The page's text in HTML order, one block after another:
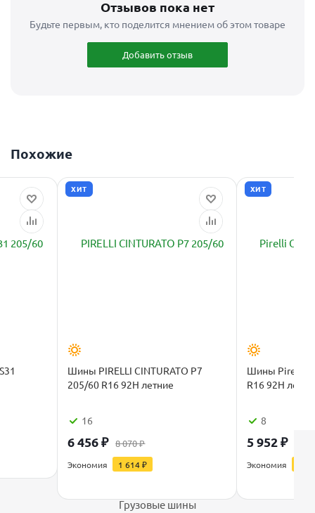
Отзывов пока нет
Будьте первым, кто поделится мнением об этом товаре
Добавить отзыв
Похожие
ХИТ
Шины PIRELLI CINTURATO P7
205/60 R16 92H летние
16
6 456₽ 8 070₽
Экономия 1 614₽
ХИТ
Шины Pirelli
R16 92H
8
5 952₽
Экономия
Каталог
Грузовые шины